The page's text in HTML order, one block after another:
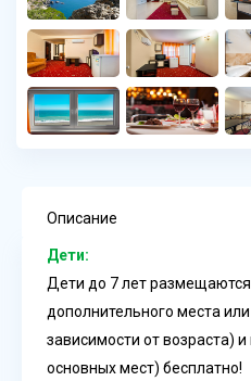
Описание
Дети:
Дети до 7 лет
дополнительного места
зависимости от возраста)
основных мест) бесплатно!